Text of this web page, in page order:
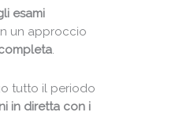
esami
un approccio
.
tutto il periodo
in diretta con i